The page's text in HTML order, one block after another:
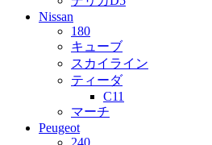
Nissan
180
キューブ
スカイライン
ティーダ
C11
マーチ
Peugeot
240